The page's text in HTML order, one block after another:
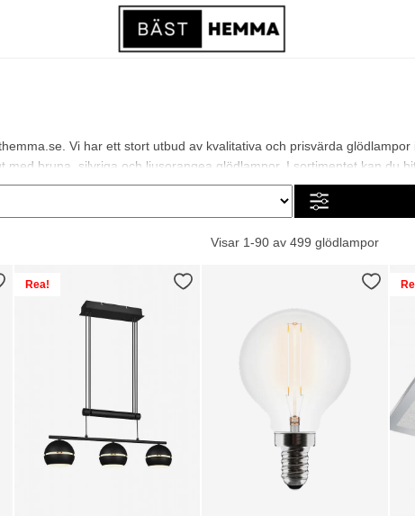
Vi har ett stort utbud av kvalitativa och prisvärda
med bruna, silvriga och ljusorangea glödlampor. I sortimentet kan du
Visar 1-90 av 499 glödlampor
Rea!